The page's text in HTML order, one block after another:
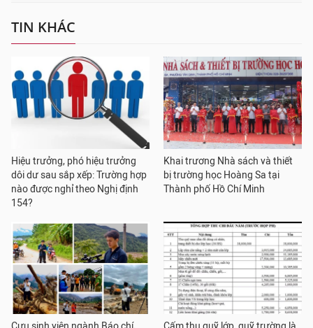
TIN KHÁC
Hiệu trưởng, phó hiệu trưởng
dôi dư sau sắp xếp: Trường hợp
nào được nghỉ theo Nghị định
154?
Khai trương Nhà sách và thiết
bị trường học Hoàng Sa tại
Thành phố Hồ Chí Minh